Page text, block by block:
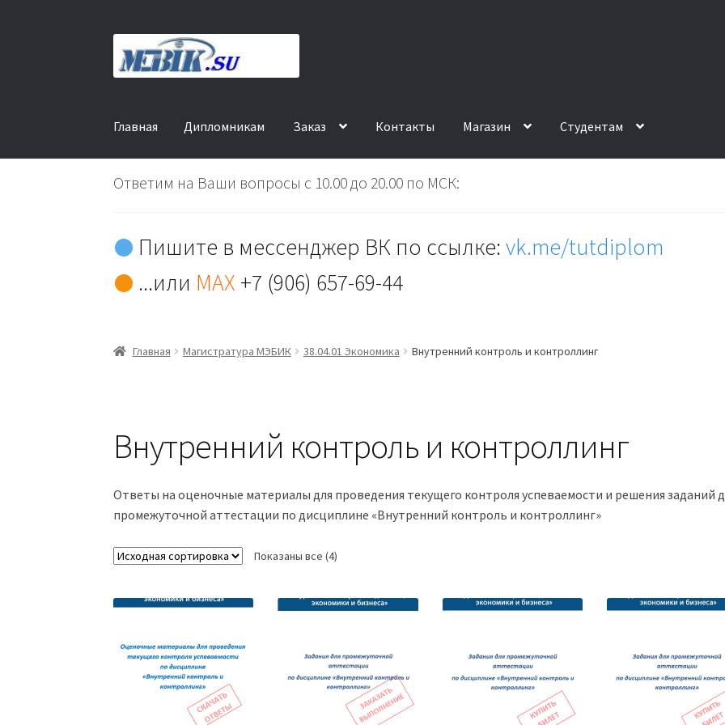
Перейти
навигации
Перейти
содержимому
Главная Дипломникам Заказ Контакты Магазин Студентам
Ответим на Ваши вопросы с 10.00 до 20.00 по МСК:
Пишите в мессенджер ВК по ссылке:vk.me/tutdiplom
...или MAX +7 (906) 657-69-44
Главная Магистратура МЭБИК 38.04.01 Экономика Внутренний контроль и контроллинг
Внутренний контроль и контроллинг
Ответы на оценочные материалы для проведения текущего контроля успеваемости и решения заданий
промежуточной аттестации по дисциплине «Внутренний контроль и контроллинг»
Показаны все (4)